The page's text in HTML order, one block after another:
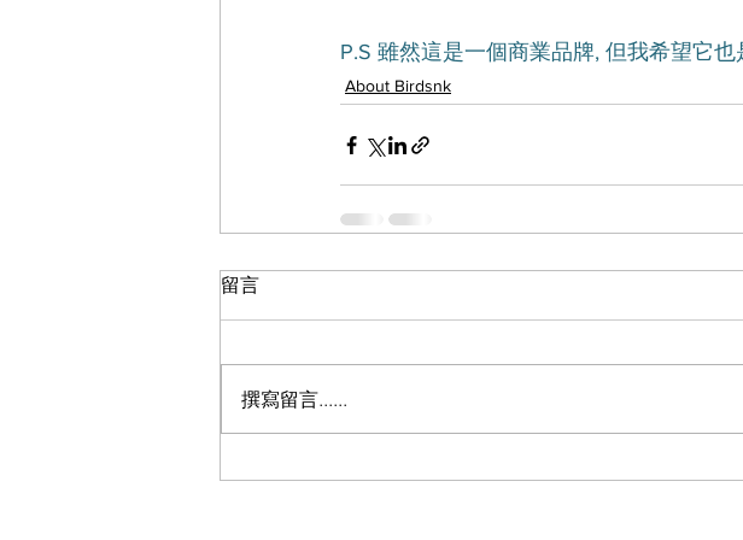
P.S 雖然這是一個商業品牌, 但我希望它也
About Birdsnk
留言
撰寫留言......